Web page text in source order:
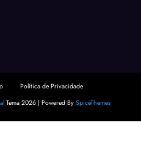
Política de Privacidade
Tema 2026 | Powered By SpiceThemes